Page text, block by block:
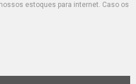
estoques para internet. Caso os